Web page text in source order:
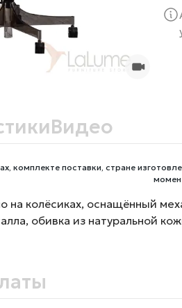
Видео
комплекте поставки, стране
на колёсиках, оснащённый
обивка из натуральной